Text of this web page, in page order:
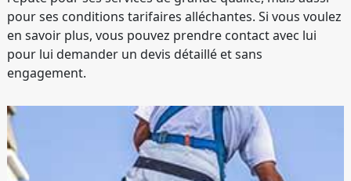
pour ses conditions tarifaires alléchantes. Si vous voulez
en savoir plus, vous pouvez prendre contact avec lui
pour lui demander un devis détaillé et sans
engagement.